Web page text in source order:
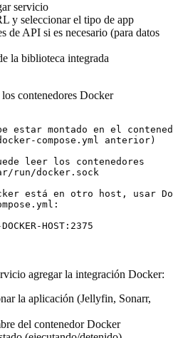
servicio
y seleccionar el tipo de app
de API si es necesario (para datos
la biblioteca integrada
contenedores Docker
estar montado en el
compose.yml anterior)
leer los contenedores
run/docker.sock
está en otro host, usar
agregar la integración Docker:
la aplicación (Jellyfin, Sonarr,
del contenedor Docker